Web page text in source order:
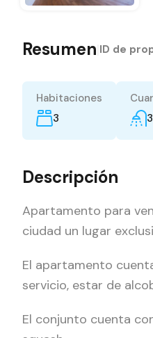
Resumen ID de
Habitaciones
3
3
Descripción
Apartamento para
ciudad un lugar
El apartamento
servicio, estar de
El conjunto cuenta